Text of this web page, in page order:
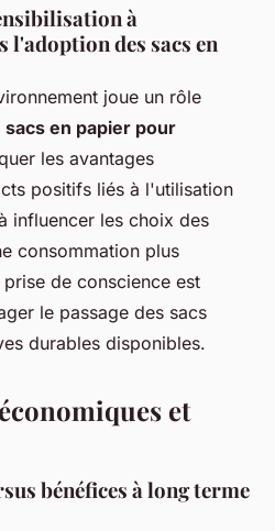
à
l'adoption des sacs en
joue un rôle
sacs en papier pour
les avantages
positifs liés à l'utilisation
influencer les choix des
consommation plus
prise de conscience est
le passage des sacs
durables disponibles.
et
bénéfices à long terme